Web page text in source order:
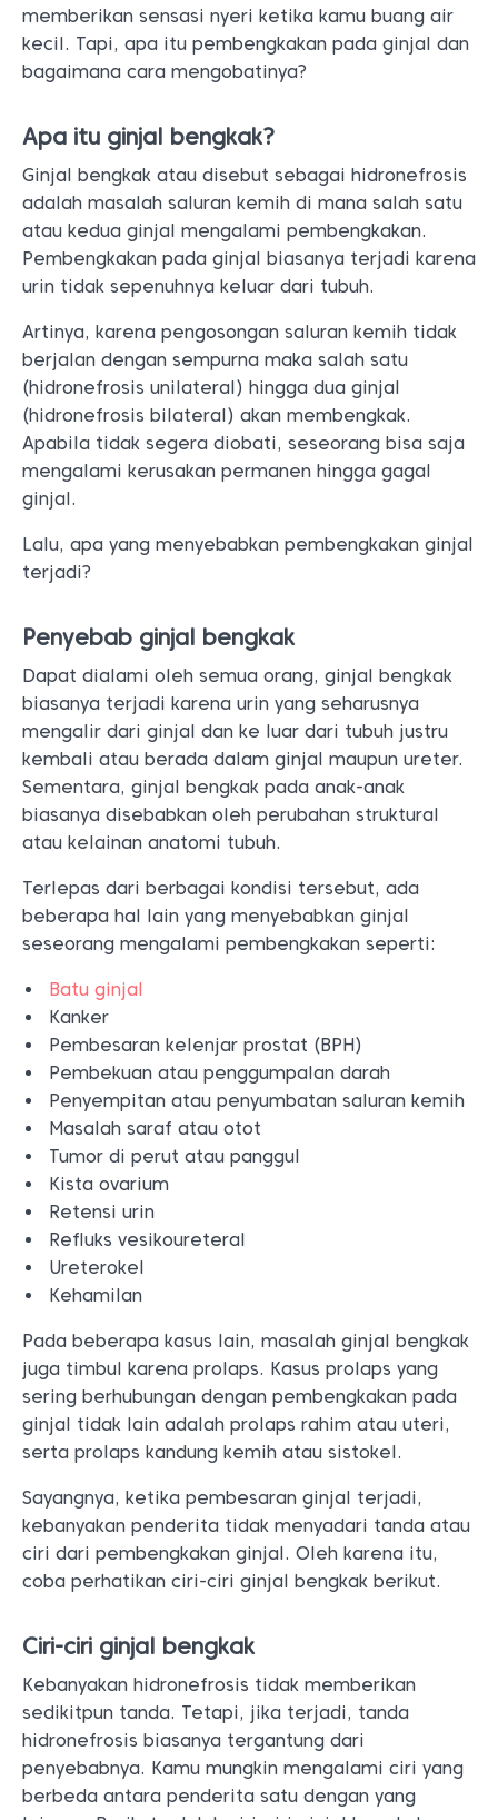
memberikan sensasi nyeri ketika kamu buang air
kecil. Tapi, apa itu pembengkakan pada ginjal dan
bagaimana cara mengobatinya?
Apa itu ginjal bengkak?
Ginjal bengkak atau disebut sebagai hidronefrosis
adalah masalah saluran kemih di mana salah satu
atau kedua ginjal mengalami pembengkakan.
Pembengkakan pada ginjal biasanya terjadi karena
urin tidak sepenuhnya keluar dari tubuh.
Artinya, karena pengosongan saluran kemih tidak
berjalan dengan sempurna maka salah satu
(hidronefrosis unilateral) hingga dua ginjal
(hidronefrosis bilateral) akan membengkak.
Apabila tidak segera diobati, seseorang bisa saja
mengalami kerusakan permanen hingga gagal
ginjal.
Lalu, apa yang menyebabkan pembengkakan ginjal
terjadi?
Penyebab ginjal bengkak
Dapat dialami oleh semua orang, ginjal bengkak
biasanya terjadi karena urin yang seharusnya
mengalir dari ginjal dan ke luar dari tubuh justru
kembali atau berada dalam ginjal maupun ureter.
Sementara, ginjal bengkak pada anak-anak
biasanya disebabkan oleh perubahan struktural
atau kelainan anatomi tubuh.
Terlepas dari berbagai kondisi tersebut, ada
beberapa hal lain yang menyebabkan ginjal
seseorang mengalami pembengkakan seperti:
Batu ginjal
Kanker
Pembesaran kelenjar prostat (BPH)
Pembekuan atau penggumpalan darah
Penyempitan atau penyumbatan saluran kemih
Masalah saraf atau otot
Tumor di perut atau panggul
Kista ovarium
Retensi urin
Refluks vesikoureteral
Ureterokel
Kehamilan
Pada beberapa kasus lain, masalah ginjal bengkak
juga timbul karena prolaps. Kasus prolaps yang
sering berhubungan dengan pembengkakan pada
ginjal tidak lain adalah prolaps rahim atau uteri,
serta prolaps kandung kemih atau sistokel.
Sayangnya, ketika pembesaran ginjal terjadi,
kebanyakan penderita tidak menyadari tanda atau
ciri dari pembengkakan ginjal. Oleh karena itu,
coba perhatikan ciri-ciri ginjal bengkak berikut.
Ciri-ciri ginjal bengkak
Kebanyakan hidronefrosis tidak memberikan
sedikitpun tanda. Tetapi, jika terjadi, tanda
hidronefrosis biasanya tergantung dari
penyebabnya. Kamu mungkin mengalami ciri yang
berbeda antara penderita satu dengan yang